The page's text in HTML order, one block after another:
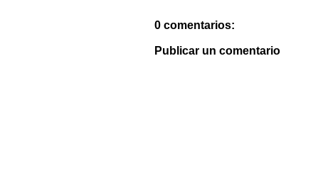
0 comentarios:
Publicar un comentario